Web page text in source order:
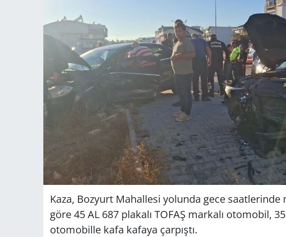
Kaza, Bozyurt Mahallesi yolunda gece
göre 45 AL 687 plakalı TOFAŞ markalı otomobil,
otomobille kafa kafaya çarpıştı.